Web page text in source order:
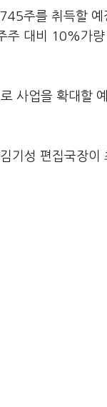
주를 취득할
대비 10%가량
사업을 확대할
기성 편집국장이